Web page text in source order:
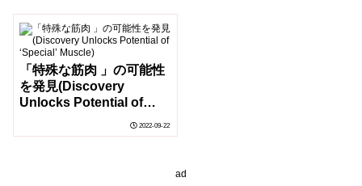
「特殊な筋肉 」の可能性
を発見(Discovery
Unlocks Potential of
2022-09-22
ad